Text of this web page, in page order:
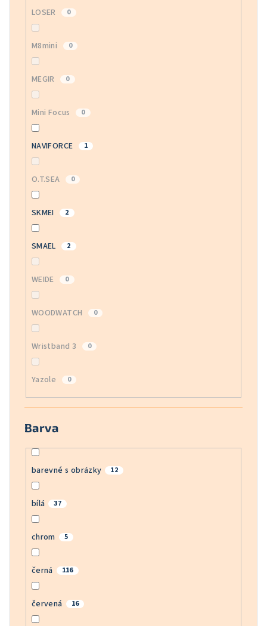
LOSER 0
M8mini 0
MEGIR 0
Mini Focus 0
NAVIFORCE 1
O.T.SEA 0
SKMEI 2
SMAEL 2
WEIDE 0
WOODWATCH 0
Wristband 3 0
Yazole 0
Barva
barevné s obrázky 12
bílá 37
chrom 5
černá 116
červená 16